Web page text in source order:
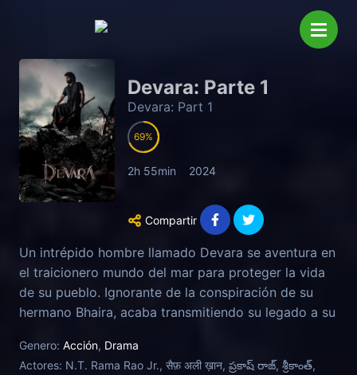
Devara: Parte 1
Devara: Part 1
69
2h 55min 2024
Compartir
Un intrépido hombre llamado Devara se aventura en
el traicionero mundo del mar para proteger la vida
de su pueblo. Ignorante de la conspiración de su
hermano Bhaira, acaba transmitiendo su legado a su
Genero: Acción, Drama
Actores: N.T. Rama Rao Jr., सैफ़ अली ख़ान, ప్రకాష్ రాజ్, శ్రీకాంత్,